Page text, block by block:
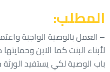
المطلب:
– العمل بالوصية الواجبة
لأبناء البنت كما الابن
باب الوصية لكي يستفيد